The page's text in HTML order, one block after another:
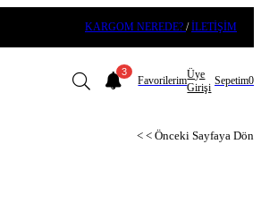
KARGOM NEREDE? /İLETİŞİM
3
Favorilerim
Üye
Girişi
Sepetim0
< < Önceki Sayfaya Dön